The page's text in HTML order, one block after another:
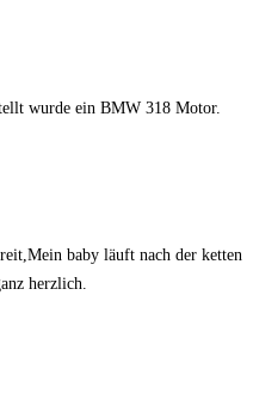
wurde ein BMW 318 Motor.
baby läuft nach der ketten
herzlich.